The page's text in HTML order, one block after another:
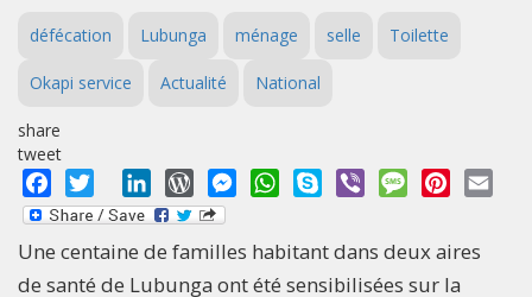
défécation Lubunga ménage selle Toilette
Okapi service Actualité National
share
tweet
Facebook
Twitter LinkedInWordPressMessengerWhatsApp
Skype Viber MessagePinterest
Une centaine de familles habitant dans deux aires
de santé de Lubunga ont été sensibilisées sur la